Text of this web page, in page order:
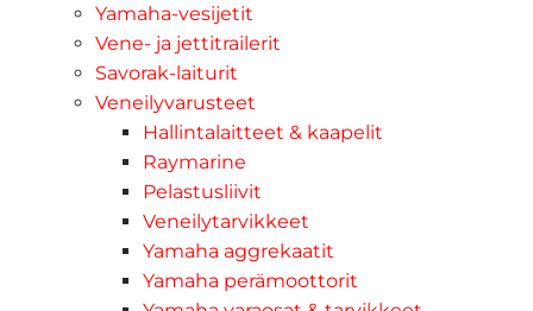
Yamaha-vesijetit
Vene- ja jettitrailerit
Savorak-laiturit
Veneilyvarusteet
Hallintalaitteet & kaapelit
Raymarine
Pelastusliivit
Veneilytarvikkeet
Yamaha aggrekaatit
Yamaha perämoottorit